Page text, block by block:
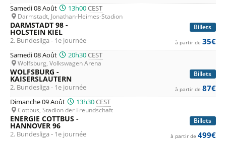
Samedi 08 Août 13h00CEST
Darmstadt, Jonathan-Heimes-Stadion
Billets
DARMSTADT 98 -
HOLSTEIN KIEL
2. Bundesliga - 1e journée à partir de 35€
Samedi 08 Août 20h30CEST
Wolfsburg, Volkswagen Arena
Billets
WOLFSBURG -
KAISERSLAUTERN
2. Bundesliga - 1e journée à partir de 87€
Dimanche 09 Août 13h30CEST
Cottbus, Stadion der Freundschaft
Billets
ENERGIE COTTBUS -
HANNOVER 96
2. Bundesliga - 1e journée à partir de 499€